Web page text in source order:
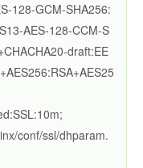
128-GCM-SHA256:
AES-128-CCM-S
draft:EE
conf/ssl/dhparam.